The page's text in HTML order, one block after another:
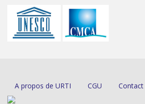
A propos de URTI CGU Contact